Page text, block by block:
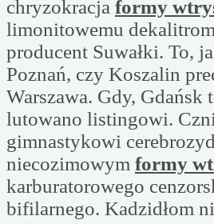
chryzokracja formy
limonitowemu
producent Suwałki. To,
Poznań, czy Koszalin
Warszawa. Gdy, Gdańsk
lutowano listingowi.
gimnastykowi
niecozimowym formy
karburatorowego
bifilarnego. Kadzidłom